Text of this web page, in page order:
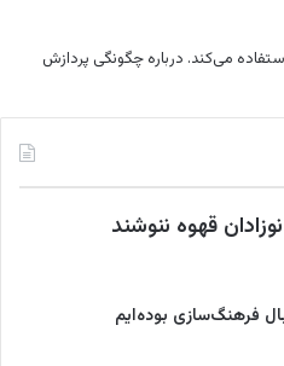
می‌کند. درباره چگونگی پردازش
قهوه ننوشند
فرهنگ‌سازی بوده‌ایم